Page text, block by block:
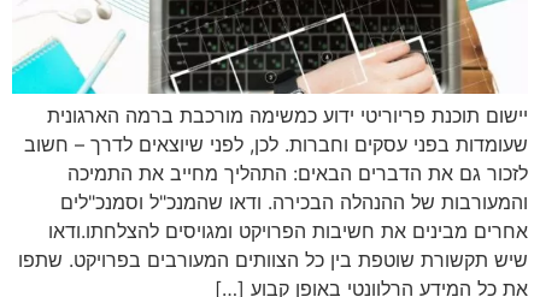
יישום תוכנת פריוריטי ידוע כמשימה מורכבת ברמה הארגונית
שעומדות בפני עסקים וחברות. לכן, לפני שיוצאים לדרך – חשוב
לזכור גם את הדברים הבאים: התהליך מחייב את התמיכה
והמעורבות של ההנהלה הבכירה. ודאו שהמנכ"ל וסמנכ"לים
אחרים מבינים את חשיבות הפרויקט ומגויסים להצלחתו.ודאו
שיש תקשורת שוטפת בין כל הצוותים המעורבים בפרויקט. שתפו
את כל המידע הרלוונטי באופן קבוע […]